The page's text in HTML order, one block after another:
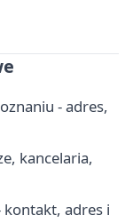
- adres,
kancelaria,
adres i